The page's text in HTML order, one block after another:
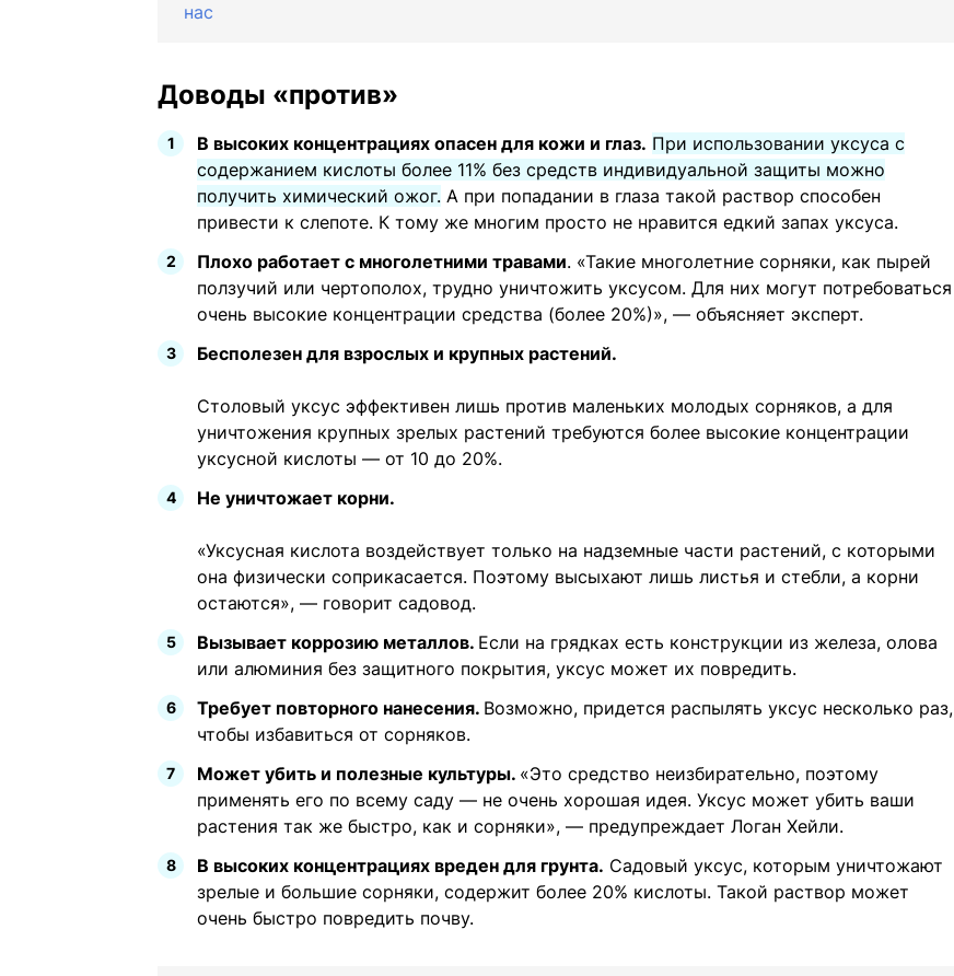
нас
Доводы «против»
В высоких концентрациях опасен для кожи и глаз. При использовании уксуса с
содержанием кислоты более 11% без средств индивидуальной защиты можно
получить химический ожог. А при попадании в глаза такой раствор способен
привести к слепоте. К тому же многим просто не нравится едкий запах уксуса.
Плохо работает с многолетними травами. «Такие многолетние сорняки, как пырей
ползучий или чертополох, трудно уничтожить уксусом. Для них могут потребоваться
очень высокие концентрации средства (более 20%)», — объясняет эксперт.
Бесполезен для взрослых и крупных растений.
Столовый уксус эффективен лишь против маленьких молодых сорняков, а для
уничтожения крупных зрелых растений требуются более высокие концентрации
уксусной кислоты — от 10 до 20%.
Не уничтожает корни.
«Уксусная кислота воздействует только на надземные части растений, с которыми
она физически соприкасается. Поэтому высыхают лишь листья и стебли, а корни
остаются», — говорит садовод.
Вызывает коррозию металлов. Если на грядках есть конструкции из железа, олова
или алюминия без защитного покрытия, уксус может их повредить.
Требует повторного нанесения. Возможно, придется распылять уксус несколько раз,
чтобы избавиться от сорняков.
Может убить и полезные культуры. «Это средство неизбирательно, поэтому
применять его по всему саду — не очень хорошая идея. Уксус может убить ваши
растения так же быстро, как и сорняки», — предупреждает Логан Хейли.
В высоких концентрациях вреден для грунта. Садовый уксус, которым уничтожают
зрелые и большие сорняки, содержит более 20% кислоты. Такой раствор может
очень быстро повредить почву.